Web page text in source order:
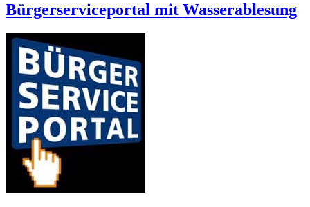
Bürgerserviceportal mit Wasserablesung